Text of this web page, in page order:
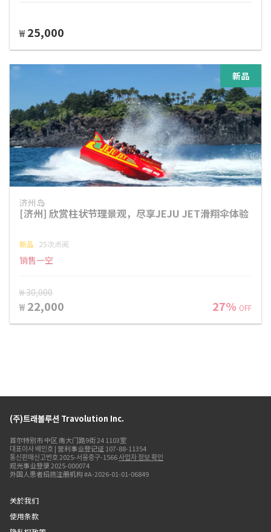
₩ 25,000
新品
济州岛
[济州] 欣赏柱状节理景观，尽享JEJU JET滑翔伞体验
新品 25次点阅
销售一空
₩ 30,000
₩ 22,000 27% OFF
(주)트래볼루션 Travolution Inc.
首尔特别市 中区 南大门路9街 24 1103室
대표이사 배인호 | 营利事业登记证 107-88-11354
통신판매신고번호 2025-서울중구-1566사업자 정보 확인
观光事业登录 2025-000074
外国人患者招揽注册机构 #A-2026-01-01-06849
关於我们
使用条款